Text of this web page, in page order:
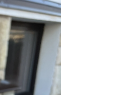
Doporučujeme